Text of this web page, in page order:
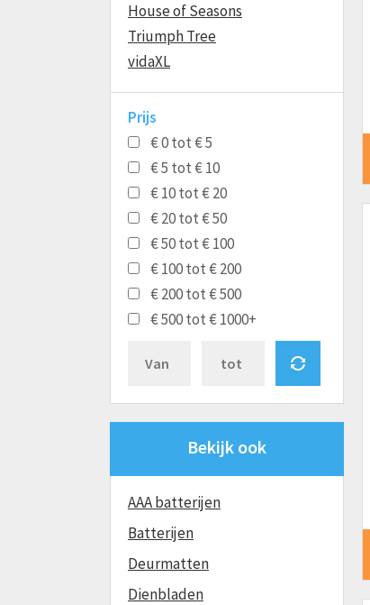
House of Seasons
Triumph Tree
vidaXL
Prijs
€ 0 tot € 5
€ 5 tot € 10
€ 10 tot € 20
€ 20 tot € 50
€ 50 tot € 100
€ 100 tot € 200
€ 200 tot € 500
€ 500 tot € 1000+
Bekijk ook
AAA batterijen
Batterijen
Deurmatten
Dienbladen